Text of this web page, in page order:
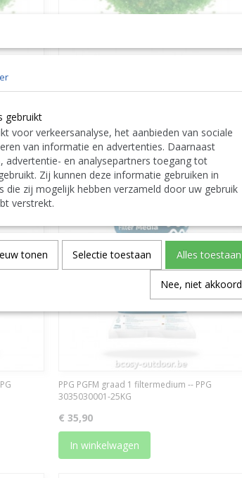
PPG Dryden Aqua AFM NG graad 1
€ 55,00
In winkelwagen
PPG PGFM graad 1 filtermedium -- PPG
3035030001-25KG
€ 35,90
In winkelwagen
gebruikt
voor verkeersanalyse, het aanbieden van sociale
van informatie en advertenties. Daarnaast
advertentie- en analysepartners toegang tot
Zij kunnen deze informatie gebruiken in
die zij mogelijk hebben verzameld door uw gebruik
verstrekt.
tonen Selectie toestaan Alles toestaan
Nee, niet akkoord